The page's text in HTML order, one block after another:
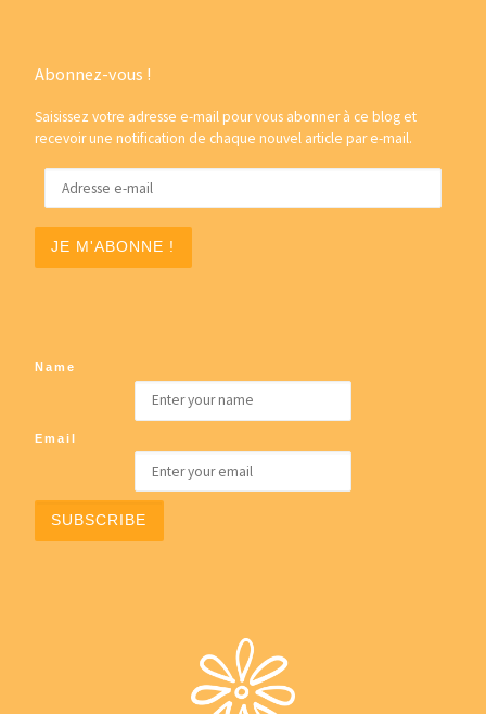
Abonnez-vous !
Saisissez votre adresse e-mail pour vous abonner à ce blog et
recevoir une notification de chaque nouvel article par e-mail.
JE M'ABONNE !
Name
Email